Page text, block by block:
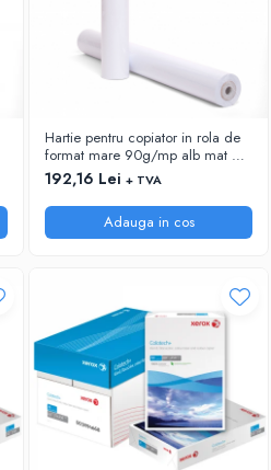
Hartie pentru copiator in rola de
format mare 90g/mp alb mat HP
Bright White C6036A 36"
(914mm)x45,7m
192,16 Lei + TVA
Adauga in cos